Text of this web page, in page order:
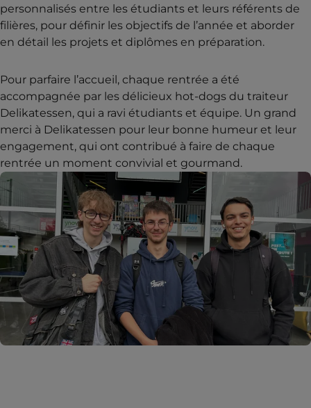
personnalisés entre les étudiants et leurs référents de
filières, pour définir les objectifs de l’année et aborder
en détail les projets et diplômes en préparation.
Pour parfaire l’accueil, chaque rentrée a été
accompagnée par les délicieux hot-dogs du traiteur
Delikatessen, qui a ravi étudiants et équipe. Un grand
merci à Delikatessen pour leur bonne humeur et leur
engagement, qui ont contribué à faire de chaque
rentrée un moment convivial et gourmand.